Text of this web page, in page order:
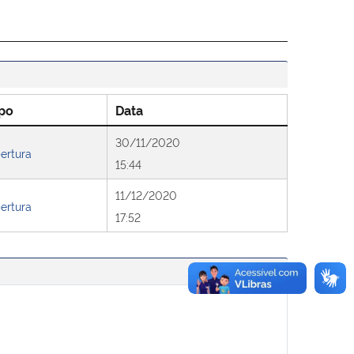
Data
30/11/2020
15:44
11/12/2020
17:52